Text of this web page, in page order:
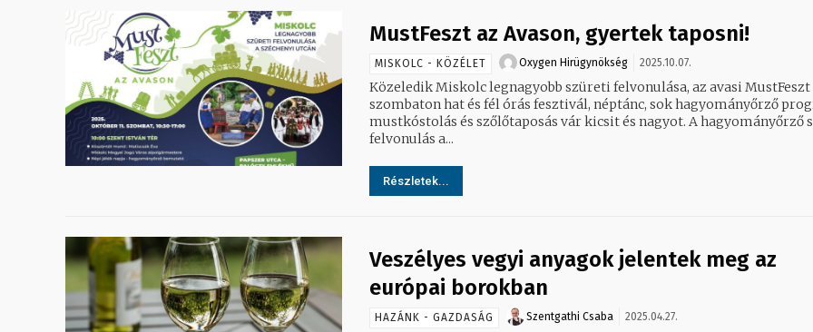
MustFeszt az Avason, gyertek taposni!
MISKOLC - KÖZÉLET Oxygen Hirügynökség 2025.10.07.
Közeledik Miskolc legnagyobb szüreti felvonulása, az avasi MustFeszt
szombaton hat és fél órás fesztivál, néptánc, sok hagyományőrző
mustkóstolás és szőlőtaposás vár kicsit és nagyot. A hagyományőrző szüreti
felvonulás a...
Részletek...
Veszélyes vegyi anyagok jelentek meg az
európai borokban
HAZÁNK - GAZDASÁG Szentgathi Csaba 2025.04.27.